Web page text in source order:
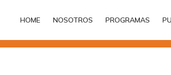
HOME NOSOTROS PROGRAMAS